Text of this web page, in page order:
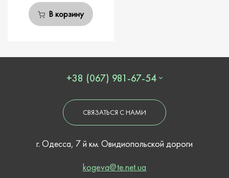
В корзину
+38 (067) 981-67-54
СВЯЗАТЬСЯ С НАМИ
г. Одесса, 7 й км. Овидиопольской дороги
kogeva@te.net.ua